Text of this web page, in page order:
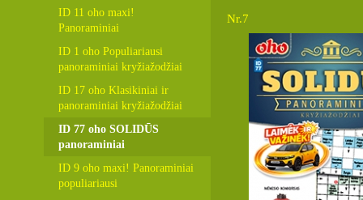
ID 11 oho maxi!
Panoraminiai
ID 1 oho Populiariausi
panoraminiai kryžiažodžiai
ID 17 oho Klasikiniai ir
panoraminiai kryžiažodžiai
ID 77 oho SOLIDŪS
panoraminiai
ID 9 oho maxi! Panoraminiai
populiariausi
Nr.7